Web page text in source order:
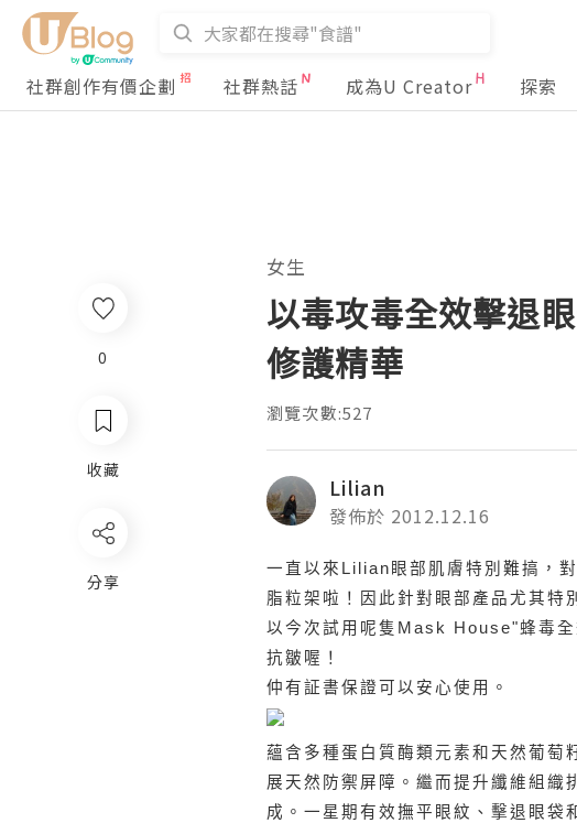
社群創作有價企劃
社群熱話 成為U Creator 探索
女生
以毒攻毒全效擊退
修護精華
瀏覽次數:527
Lilian
發佈於 2012.12.16
一直以來 Lilian眼部肌膚特別難搞，
脂粒架啦！因此針對眼部產品尤其特
以今次試用呢隻 Mask House"蜂毒
抗皺喔！
仲有証書保證可以安心使用。
蘊含多種蛋白質酶類元素和天然葡萄
展天然防禦屏障。繼而提升纖維組織
成。一星期有效撫平眼紋、擊退眼袋
0
收藏
分享